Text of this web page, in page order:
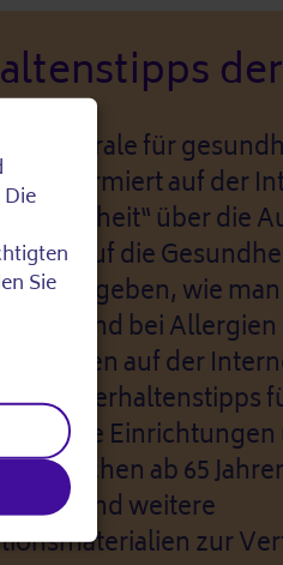
für
informiert auf der
über die
auf die
gegeben, wie
und bei
stehen auf der
Verhaltenstipps
Menschen ab 65
und weitere
zur
Sie